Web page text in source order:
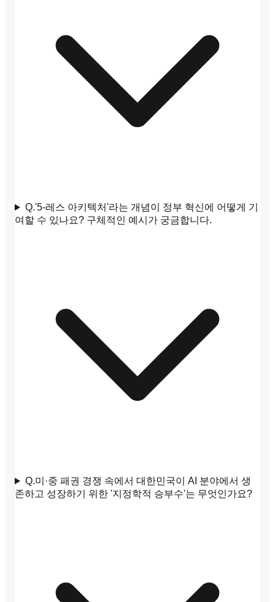
Q.'5-레스 아키텍처'라는 개념이 정부 혁신에 어떻게 기
여할 수 있나요? 구체적인 예시가 궁금합니다.
Q.미·중 패권 경쟁 속에서 대한민국이 AI 분야에서 생
존하고 성장하기 위한 '지정학적 승부수'는 무엇인가요?